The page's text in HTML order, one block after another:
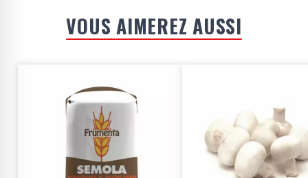
VOUS AIMEREZ AUSSI